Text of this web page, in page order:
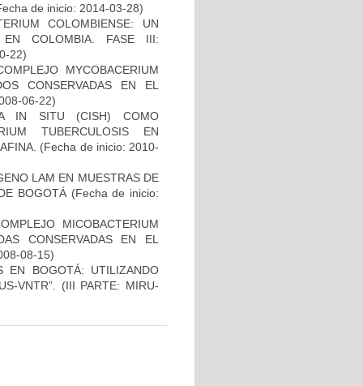
de inicio: 2014-03-28)
COLOMBIENSE: UN
EN COLOMBIA. FASE III:
22)
MYCOBACERIUM
CONSERVADAS EN EL
06-22)
IN SITU (CISH) COMO
TUBERCULOSIS EN
(Fecha de inicio: 2010-
LAM EN MUESTRAS DE
BOGOTÁ(Fecha de inicio:
MICOBACTERIUM
CONSERVADAS EN EL
08-15)
EN BOGOTÁ: UTILIZANDO
VNTR”. (III PARTE: MIRU-